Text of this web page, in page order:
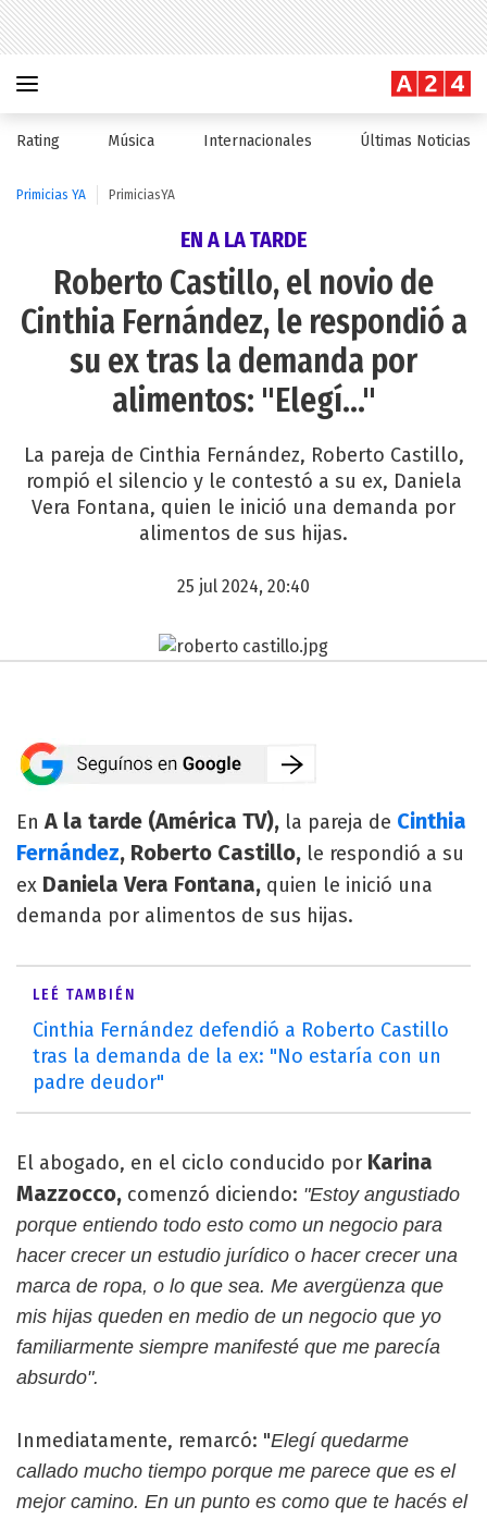
Rating Música Internacionales Últimas Noticias
Primicias YA PrimiciasYA
EN A LA TARDE
Roberto Castillo, el novio de
Cinthia Fernández, le respondió a
su ex tras la demanda por
alimentos: "Elegí..."
La pareja de Cinthia Fernández, Roberto Castillo,
rompió el silencio y le contestó a su ex, Daniela
Vera Fontana, quien le inició una demanda por
alimentos de sus hijas.
25 jul 2024, 20:40
EnA la tarde (América TV), la pareja de Cinthia
Fernández, Roberto Castillo, le respondió a su
ex Daniela Vera Fontana, quien le inició una
demanda por alimentos de sus hijas.
LEÉ TAMBIÉN
Cinthia Fernández defendió a Roberto Castillo
tras la demanda de la ex: "No estaría con un
padre deudor"
El abogado, en el ciclo conducido por Karina
Mazzocco, comenzó diciendo: "Estoy angustiado
porque entiendo todo esto como un negocio para
hacer crecer un estudio jurídico o hacer crecer una
marca de ropa, o lo que sea. Me avergüenza que
mis hijas queden en medio de un negocio que yo
familiarmente siempre manifesté que me parecía
absurdo".
Inmediatamente, remarcó: "Elegí quedarme
callado mucho tiempo porque me parece que es el
mejor camino. En un punto es como que te hacés el